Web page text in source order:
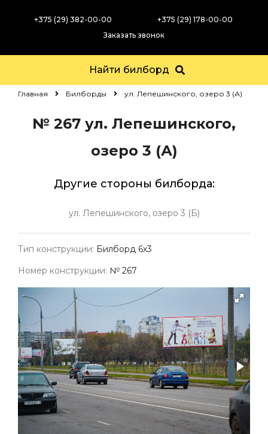
+375 (29) 382-00-00
+375 (29) 178-00-00
Заказать звонок
Найти билборд
Главная Билборды ул. Лепешинского, озеро 3 (А)
№ 267 ул. Лепешинского,
озеро 3 (А)
Другие стороны билборда:
ул. Лепешинского, озеро 3 (Б)
Тип конструкции: Билборд 6х3
Номер конструкции: № 267